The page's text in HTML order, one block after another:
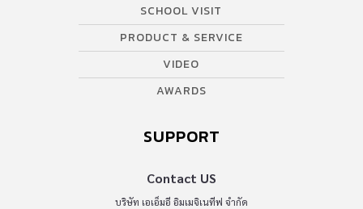
SCHOOL VISIT
PRODUCT & SERVICE
VIDEO
AWARDS
SUPPORT
Contact US
บริษัท เอเอ็มอี อิมเมจิเนทีฟ จำกัด